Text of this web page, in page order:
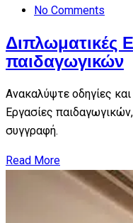
No Comments
Διπλωματικές
παιδαγωγικών
Ανακαλύψτε οδηγίες
Εργασίες
συγγραφή.
Read More